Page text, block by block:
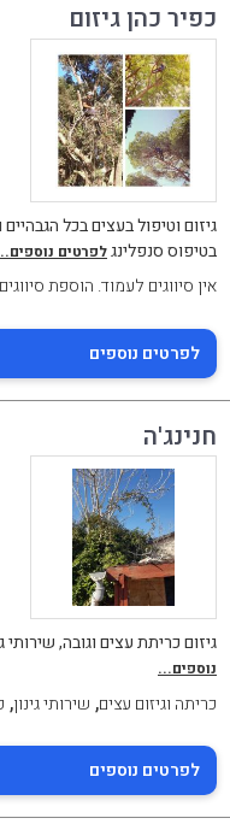
כפיר כהן גיזום
גיזום וטיפול בעצים בכל
בטיפוס סנפלינגלפרטים
אין סיווגים לעמוד. הוספת סיווגים
לפרטים נוספים
חנינג'ה
גיזום כריתת עצים וגובה, שירותי
נוספים...
כריתה וגיזום עצים, שירותי גינון,
לפרטים נוספים